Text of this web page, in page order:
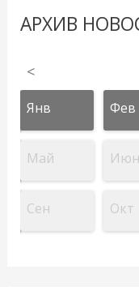
АРХИВ
<
Янв Фев
Май Июн
Сен Окт